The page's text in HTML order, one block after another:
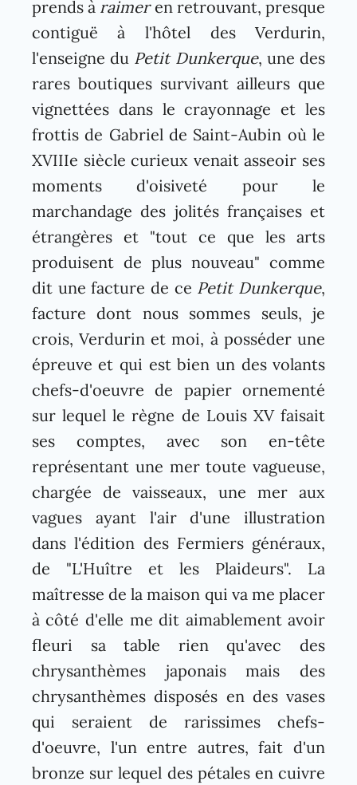
prends à raimeren retrouvant, presque
contiguë à l'hôtel des Verdurin,
l'enseigne du Petit Dunkerque, une des
rares boutiques survivant ailleurs que
vignettées dans le crayonnage et les
frottis de Gabriel de Saint-Aubin où le
XVIIIe siècle curieux venait asseoir ses
moments d'oisiveté pour le
marchandage des jolités françaises et
étrangères et "tout ce que les arts
produisent de plus nouveau" comme
dit une facture de ce Petit Dunkerque,
facture dont nous sommes seuls, je
crois, Verdurin et moi, à posséder une
épreuve et qui est bien un des volants
chefs-d'oeuvre de papier ornementé
sur lequel le règne de Louis XV faisait
ses comptes, avec son en-tête
représentant une mer toute vagueuse,
chargée de vaisseaux, une mer aux
vagues ayant l'air d'une illustration
dans l'édition des Fermiers généraux,
de "L'Huître et les Plaideurs". La
maîtresse de la maison qui va me placer
à côté d'elle me dit aimablement avoir
fleuri sa table rien qu'avec des
chrysanthèmes japonais mais des
chrysanthèmes disposés en des vases
qui seraient de rarissimes chefs-
d'oeuvre, l'un entre autres, fait d'un
bronze sur lequel des pétales en cuivre